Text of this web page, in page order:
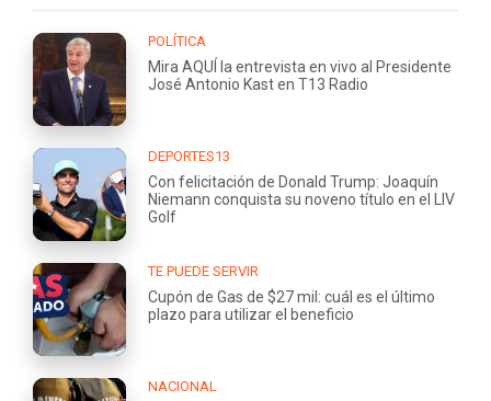
POLÍTICA
Mira AQUÍ la entrevista en vivo al Presidente
José Antonio Kast en T13 Radio
DEPORTES13
Con felicitación de Donald Trump: Joaquín
Niemann conquista su noveno título en el LIV
Golf
TE PUEDE SERVIR
Cupón de Gas de $27 mil: cuál es el último
plazo para utilizar el beneficio
NACIONAL